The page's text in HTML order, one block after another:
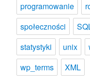
programowanie
społeczności
statystyki
unix
wp_terms
XML